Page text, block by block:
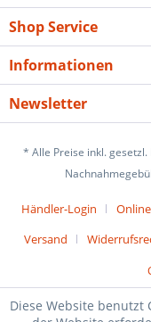
Shop Service
Informationen
Newsletter
* Alle Preise inkl.
Händler-Login
Versand
Diese Website benutzt